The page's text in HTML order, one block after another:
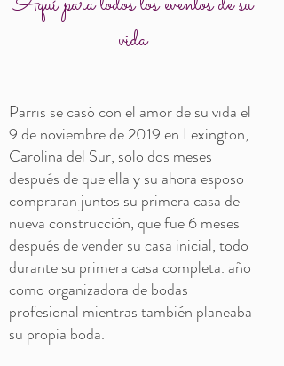
vida
Parris se casó con el amor de su vida el
9 de noviembre de 2019 en Lexington,
Carolina del Sur, solo dos meses
después de que ella y su ahora esposo
compraran juntos su primera casa de
nueva construcción, que fue 6 meses
después de vender su casa inicial, todo
durante su primera casa completa. año
como organizadora de bodas
profesional mientras también planeaba
su propia boda.